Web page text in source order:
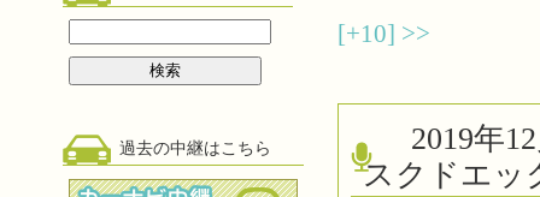
過去の中継はこちら
[+10] >>
2019年
スクドエッ